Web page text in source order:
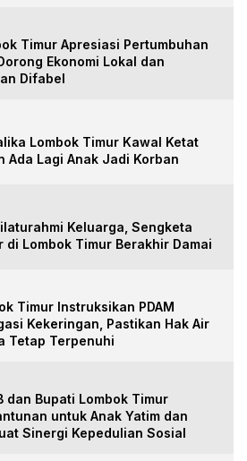
Timur Apresiasi Pertumbuhan
Ekonomi Lokal dan
Difabel
Lombok Timur Kawal Ketat
Ada Lagi Anak Jadi Korban
Keluarga, Sengketa
di Lombok Timur Berakhir Damai
Timur Instruksikan PDAM
Kekeringan, Pastikan Hak Air
Tetap Terpenuhi
dan Bupati Lombok Timur
untuk Anak Yatim dan
Sinergi Kepedulian Sosial